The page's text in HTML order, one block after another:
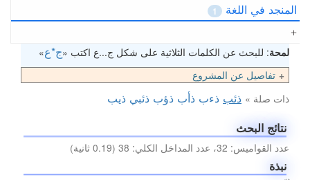
المنجد في اللغة 1
لمحة: للبحث عن الكلمات الثلاثية على شكل ج...ع اكتب «ج*ع»
تفاصيل عن المشروع
ذات صلة » ذئب ذءب ذأب ذؤب ذئبي ذيب
نتائج البحث
عدد القواميس: 32، عدد المداخل الكلي: 38 (0.19 ثانية)
نبذة